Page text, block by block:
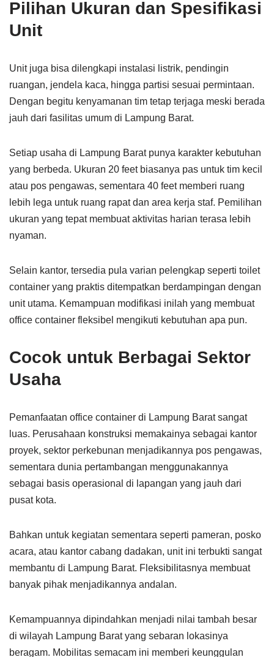
Pilihan Ukuran dan Spesifikasi
Unit
Unit juga bisa dilengkapi instalasi listrik, pendingin
ruangan, jendela kaca, hingga partisi sesuai permintaan.
Dengan begitu kenyamanan tim tetap terjaga meski berada
jauh dari fasilitas umum di Lampung Barat.
Setiap usaha di Lampung Barat punya karakter kebutuhan
yang berbeda. Ukuran 20 feet biasanya pas untuk tim kecil
atau pos pengawas, sementara 40 feet memberi ruang
lebih lega untuk ruang rapat dan area kerja staf. Pemilihan
ukuran yang tepat membuat aktivitas harian terasa lebih
nyaman.
Selain kantor, tersedia pula varian pelengkap seperti toilet
container yang praktis ditempatkan berdampingan dengan
unit utama. Kemampuan modifikasi inilah yang membuat
office container fleksibel mengikuti kebutuhan apa pun.
Cocok untuk Berbagai Sektor
Usaha
Pemanfaatan office container di Lampung Barat sangat
luas. Perusahaan konstruksi memakainya sebagai kantor
proyek, sektor perkebunan menjadikannya pos pengawas,
sementara dunia pertambangan menggunakannya
sebagai basis operasional di lapangan yang jauh dari
pusat kota.
Bahkan untuk kegiatan sementara seperti pameran, posko
acara, atau kantor cabang dadakan, unit ini terbukti sangat
membantu di Lampung Barat. Fleksibilitasnya membuat
banyak pihak menjadikannya andalan.
Kemampuannya dipindahkan menjadi nilai tambah besar
di wilayah Lampung Barat yang sebaran lokasinya
beragam. Mobilitas semacam ini memberi keunggulan